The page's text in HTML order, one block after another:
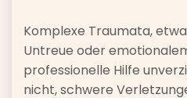
Komplexe Traumata,
Untreue oder
professionelle Hilfe
nicht, schwere